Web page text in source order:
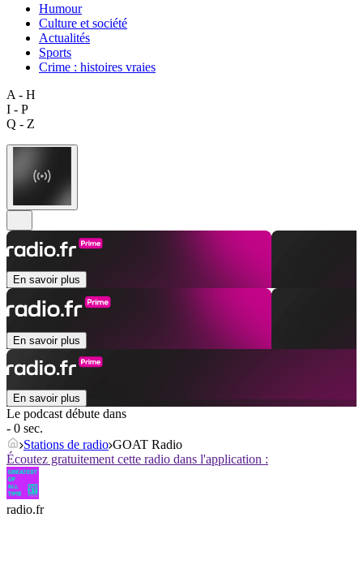
Humour
Culture et société
Actualités
Sports
Crime : histoires vraies
A - H
I - P
Q - Z
En savoir plus
En savoir plus
En savoir plus
Le podcast débute dans
- 0 sec.
Stations de radio GOAT Radio
Écoutez gratuitement cette radio dans l'application :
radio.fr